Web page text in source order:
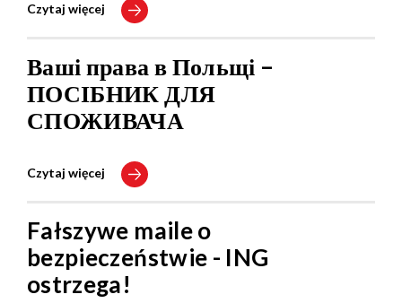
Czytaj więcej
Ваші права в Польщі –
ПОСІБНИК ДЛЯ
СПОЖИВАЧА
Czytaj więcej
Fałszywe maile o
bezpieczeństwie - ING
ostrzega!